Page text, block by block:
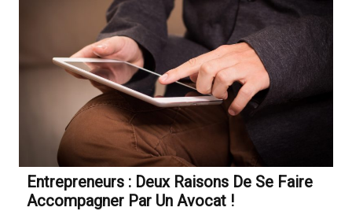
Ltd.
Entrepreneurs : Deux Raisons De Se Faire
Accompagner Par Un Avocat !